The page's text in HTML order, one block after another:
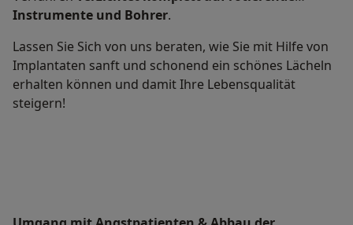
Instrumente und Bohrer.
Lassen Sie Sich von uns beraten, wie Sie mit Hilfe von
Implantaten sanft und schonend ein schönes Lächeln
erhalten können und damit Ihre Lebensqualität
steigern!